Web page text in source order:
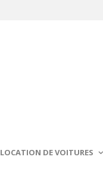
LOCATION DE VOITURES